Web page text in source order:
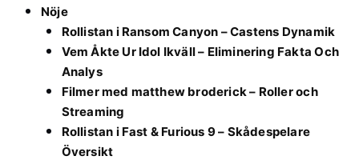
Nöje
Rollistan i Ransom Canyon – Castens Dynamik
Vem Åkte Ur Idol Ikväll – Eliminering Fakta Och
Analys
Filmer med matthew broderick – Roller och
Streaming
Rollistan i Fast & Furious 9 – Skådespelare
Översikt